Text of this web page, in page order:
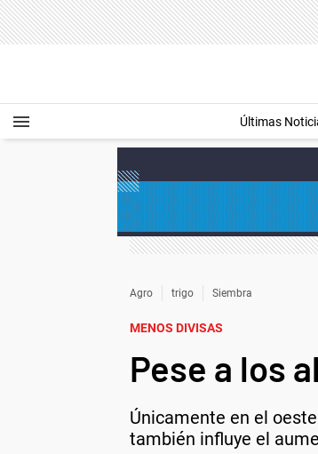
Últimas
Agro trigo Siembra
MENOS DIVISAS
Pese a los
Únicamente en el
también influye el